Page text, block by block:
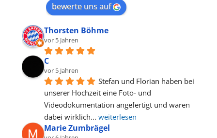
bewerte uns auf
Thorsten Böhme
vor 5 Jahren
C
vor 5 Jahren
Stefan und Florian haben bei
unserer Hochzeit eine Foto- und
Videodokumentation angefertigt und waren
dabei wirklich... weiterlesen
Marie Zumbrägel